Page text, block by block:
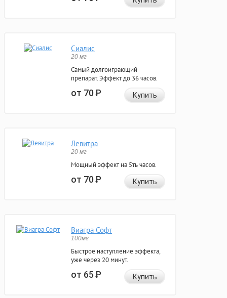
Сиалис
20 мг
Самый долгоиграющий
препарат. Эффект до 36 часов.
от 70Р Купить
Левитра
20 мг
Мощный эффект на 5ть часов.
от 70Р Купить
Виагра Софт
100мг
Быстрое наступление эффекта,
уже через 20 минут.
от 65Р Купить